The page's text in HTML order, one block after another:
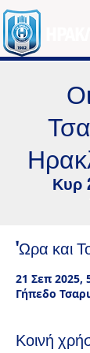
Κυρ
'Ωρα και
21 Σεπ 2025,
Γήπεδο
Κοινή